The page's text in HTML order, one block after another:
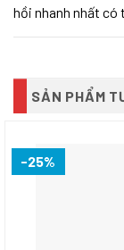
hồi nhanh nhất có
SẢN PHẨM
-25%